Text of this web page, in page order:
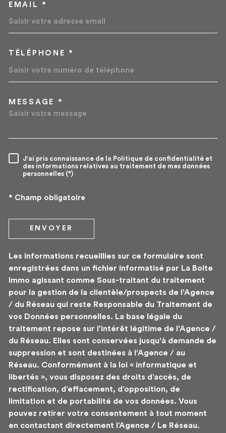
EMAIL *
TÉLÉPHONE *
MESSAGE *
RÈGLEMENTATION
J'ai pris connaissance de la Politique de confidentialité et
des informations relatives au traitement de mes données
personnelles (*)
* Champ obligatoire
ENVOYER
Les informations recueillies sur ce formulaire sont
enregistrées dans un fichier informatisé par La Boite
Immo agissant comme Sous-traitant du traitement
pour la gestion de la clientèle/prospects de l'Agence
/ du Réseau qui reste Responsable du Traitement de
vos Données personnelles. La base légale du
traitement repose sur l'intérêt légitime de l'Agence /
du Réseau. Elles sont conservées jusqu'à demande de
suppression et sont destinées à l'Agence / au
Réseau. Conformément à la loi « informatique et
libertés », vous disposez des droits d’accès, de
rectification, d’effacement, d’opposition, de
limitation et de portabilité de vos données. Vous
pouvez retirer votre consentement à tout moment
en contactant directement l’Agence / Le Réseau.